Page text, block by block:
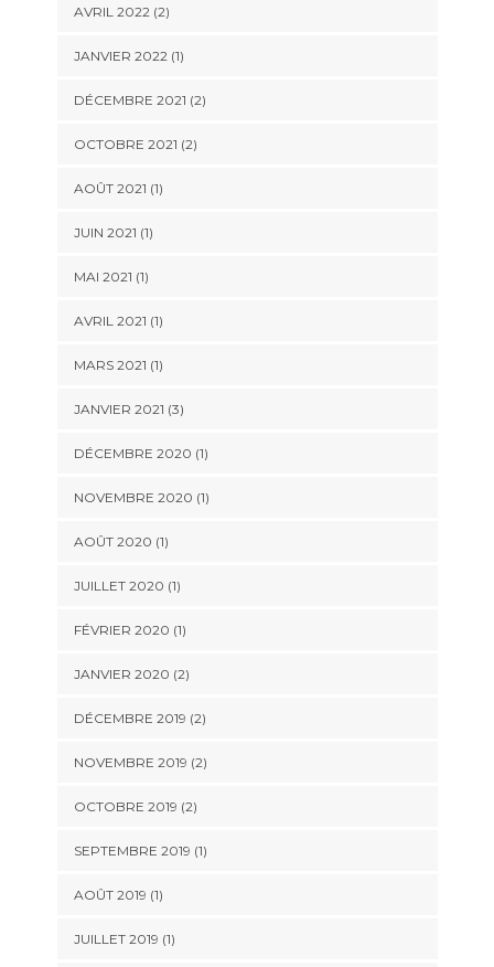
AVRIL 2022(2)
JANVIER 2022(1)
DÉCEMBRE 2021 (2)
OCTOBRE 2021 (2)
AOÛT 2021 (1)
JUIN 2021 (1)
MAI 2021 (1)
AVRIL 2021 (1)
MARS 2021 (1)
JANVIER 2021 (3)
DÉCEMBRE 2020 (1)
NOVEMBRE 2020 (1)
AOÛT 2020 (1)
JUILLET 2020 (1)
FÉVRIER 2020 (1)
JANVIER 2020 (2)
DÉCEMBRE 2019 (2)
NOVEMBRE 2019 (2)
OCTOBRE 2019 (2)
SEPTEMBRE 2019 (1)
AOÛT 2019 (1)
JUILLET 2019 (1)